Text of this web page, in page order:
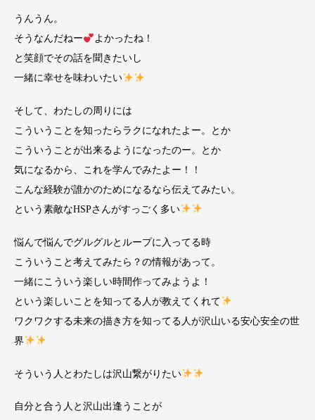
うんうん。
そうなんだねー
よかったね！
と笑顔でその話を聞きたいし
一緒に幸せを味わいたい
そして、わたしの周りには
こういうことを知ったらラクになれたよー。とか
こういうことが出来るようになったのー。とか
気になるから、これを学んでみたよー！！
こんな経験が誰かのためになるなら伝えてみたい。
という素敵なHSPさんがすっごく多い
悩んで悩んでグルグルとループに入ってる時
こういうこと考えてみたら？の情報があって。
一緒にこういう楽しい時間作ってみようよ！
という楽しいことを知ってる人が教えてくれて
ワクワクする未来の描き方を知ってる人が沢山いる安心安全の世
界
そういう人とわたしは沢山繋がりたい
自分と合う人と沢山出逢うことが